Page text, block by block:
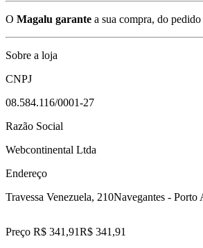
O Magalu garante a sua compra, do pedido
Sobre a loja
CNPJ
08.584.116/0001-27
Razão Social
Webcontinental Ltda
Endereço
Travessa Venezuela, 210Navegantes - Porto
Preço R$ 341,91R$ 341 ,91